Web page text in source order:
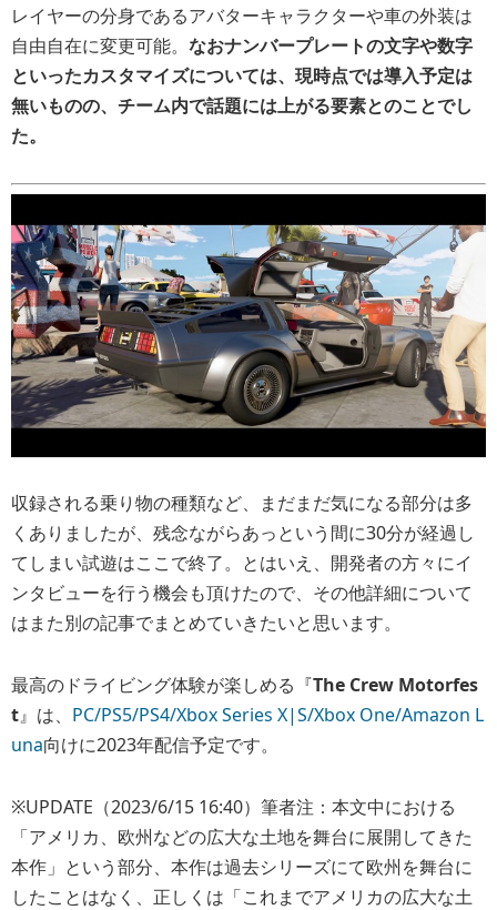
レイヤーの分身であるアバターキャラクターや車の外装は
自由自在に変更可能。 なおナンバープレートの文字や数字
といったカスタマイズについては、現時点では導入予定は
無いものの、チーム内で話題には上がる要素とのことでし
た。
収録される乗り物の種類など、まだまだ気になる部分は多
くありましたが、残念ながらあっという間に30分が経過し
てしまい試遊はここで終了。とはいえ、開発者の方々にイ
ンタビューを行う機会も頂けたので、その他詳細について
はまた別の記事でまとめていきたいと思います。
最高のドライビング体験が楽しめる『The Crew Motorfes
t』は、 PC/PS5/PS4/Xbox Series X|S/Xbox One/Amazon L
una向けに2023年配信予定です。
※UPDATE（2023/6/15 16:40）筆者注：本文中における
「アメリカ、欧州などの広大な土地を舞台に展開してきた
本作」という部分、本作は過去シリーズにて欧州を舞台に
したことはなく、正しくは「これまでアメリカの広大な土